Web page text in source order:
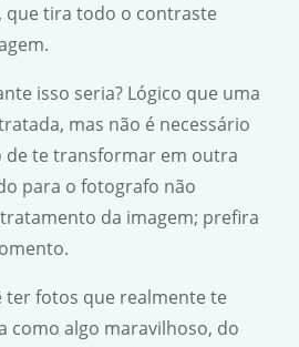
tira todo o contraste
isso seria? Lógico que uma
mas não é necessário
te transformar em outra
para o fotografo não
da imagem; prefira
ter fotos que realmente te
como algo maravilhoso, do